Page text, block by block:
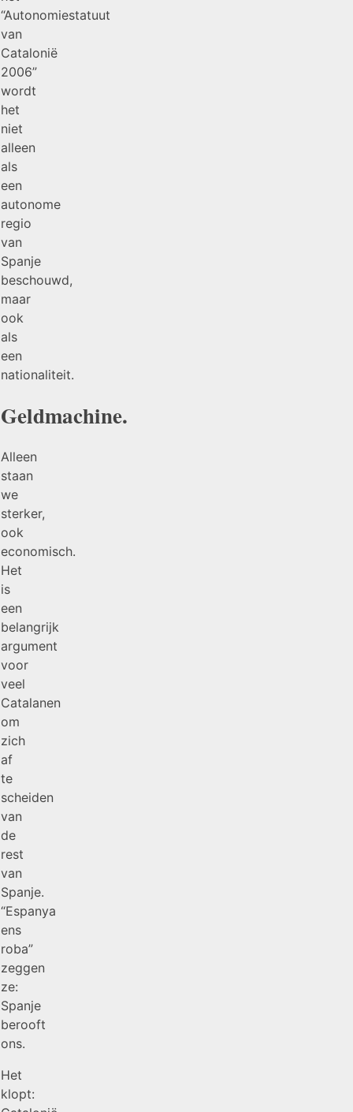
“Autonomiestatuut
van
Catalonië
2006”
wordt
het
niet
alleen
als
een
autonome
regio
van
Spanje
beschouwd,
maar
ook
als
een
nationaliteit.
Geldmachine.
Alleen
staan
we
sterker,
ook
economisch.
Het
is
een
belangrijk
argument
voor
veel
Catalanen
om
zich
af
te
scheiden
van
de
rest
van
Spanje.
“Espanya
ens
roba”
zeggen
ze:
Spanje
berooft
ons.
Het
klopt: